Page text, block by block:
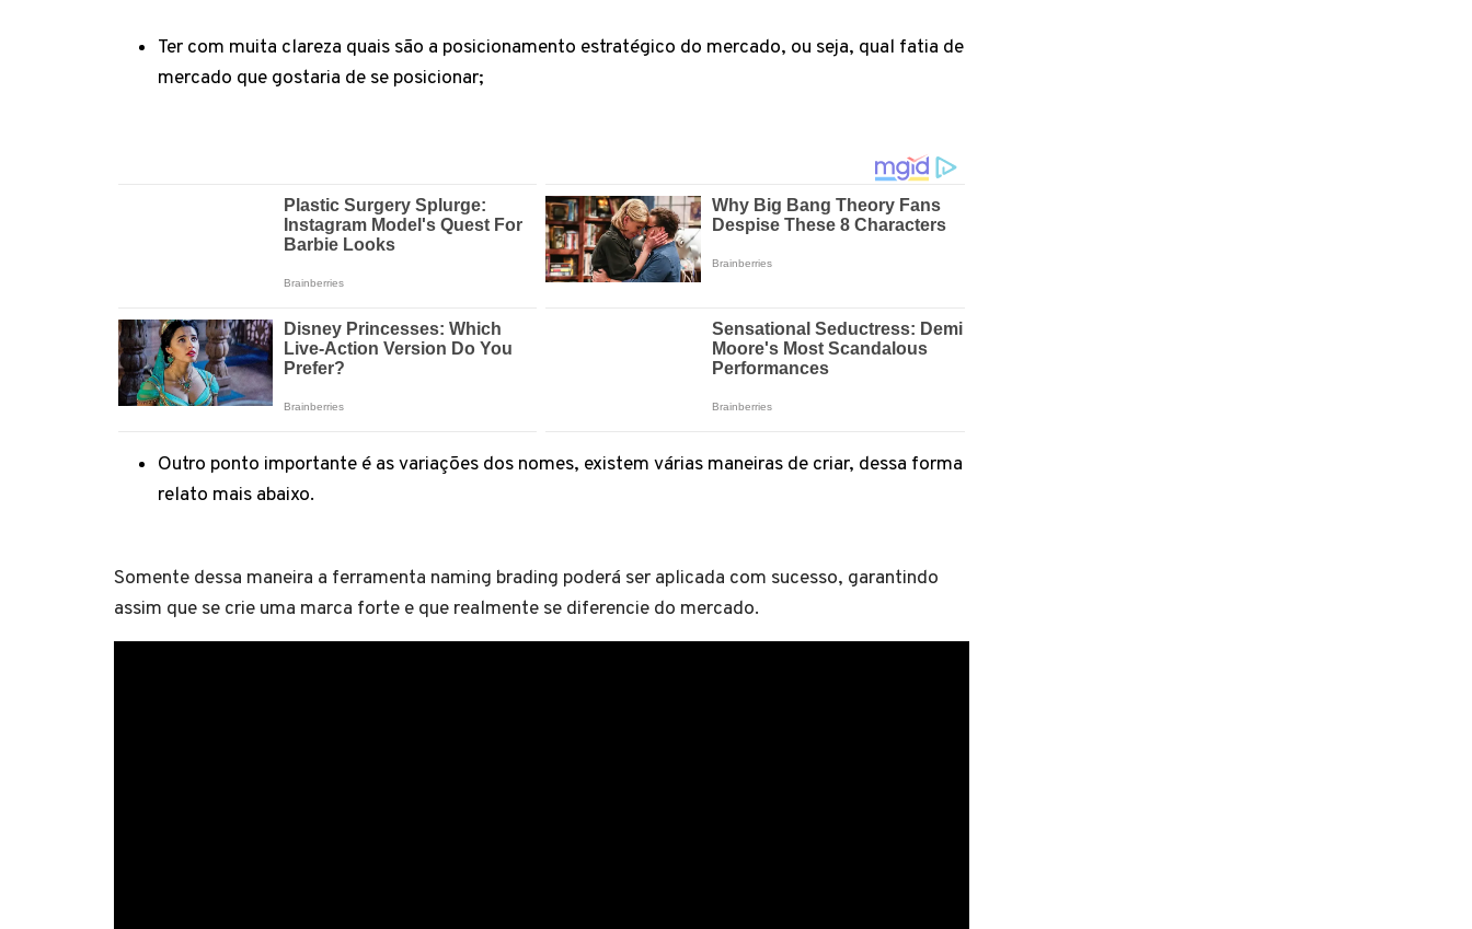
Ter com muita clareza quais são a posicionamento estratégico do mercado, ou seja, qual fatia de
mercado que gostaria de se posicionar;
Outro ponto importante é as variações dos nomes, existem várias maneiras de criar, dessa forma
relato mais abaixo.
Somente dessa maneira a ferramenta naming brading poderá ser aplicada com sucesso, garantindo
assim que se crie uma marca forte e que realmente se diferencie do mercado.